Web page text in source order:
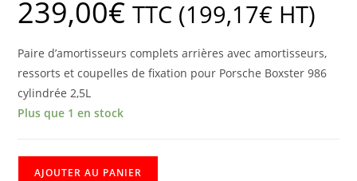
239,00€ TTC (199,17€ HT)
Paire d’amortisseurs complets arrières avec amortisseurs,
ressorts et coupelles de fixation pour Porsche Boxster 986
cylindrée 2,5L
Plus que 1 en stock
AJOUTER AU PANIER